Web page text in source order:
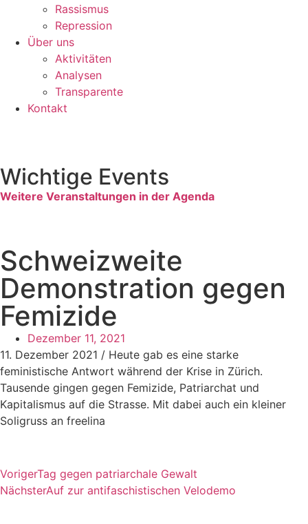
Rassismus
Repression
Über uns
Aktivitäten
Analysen
Transparente
Kontakt
Wichtige Events
Weitere Veranstaltungen in der Agenda
Schweizweite
Demonstration gegen
Femizide
Dezember 11, 2021
11. Dezember 2021 / Heute gab es eine starke
feministische Antwort während der Krise in Zürich.
Tausende gingen gegen Femizide, Patriarchat und
Kapitalismus auf die Strasse. Mit dabei auch ein kleiner
Soligruss an freelina
VorigerTag gegen patriarchale Gewalt
NächsterAuf zur antifaschistischen Velodemo